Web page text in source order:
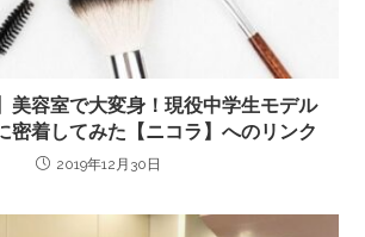
美容室で大変身！現役中学生モデル
密着してみた【ニコラ】へのリンク
2019年12月30日